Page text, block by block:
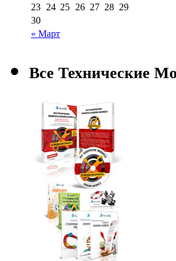
« Март
23 24 25 26 27 28 29
30
Все Технические